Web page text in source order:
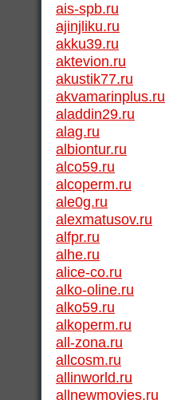
ais-spb.ru
ajinjliku.ru
akku39.ru
aktevion.ru
akustik77.ru
akvamarinplus.ru
aladdin29.ru
alag.ru
albiontur.ru
alco59.ru
alcoperm.ru
ale0g.ru
alexmatusov.ru
alfpr.ru
alhe.ru
alice-co.ru
alko-oline.ru
alko59.ru
alkoperm.ru
all-zona.ru
allcosm.ru
allinworld.ru
allnewmovies.ru